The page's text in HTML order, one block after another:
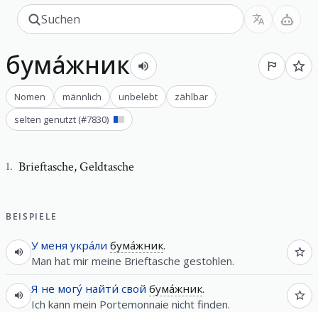
бума́жник
Nomen männlich unbelebt
zählbar
selten genutzt (#7830)
1. Brieftasche,Geldtasche
BEISPIELE
У меня укра́ли бума́жник.
Man hat mir meine Brieftasche gestohlen.
Я не могу́ найти́ свой бума́жник.
Ich kann mein Portemonnaie nicht finden.